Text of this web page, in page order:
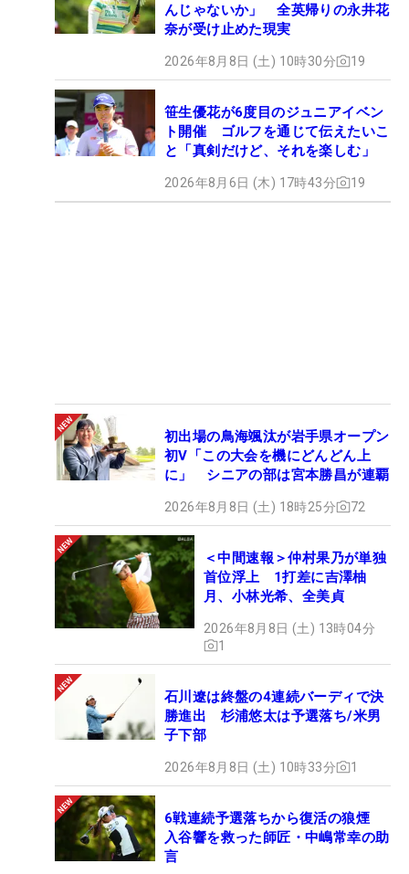
んじゃないか」 全英帰りの永井花
奈が受け止めた現実
2026年8月8日 (土) 10時30分 19
笹生優花が6度目のジュニアイベン
ト開催 ゴルフを通じて伝えたいこ
と「真剣だけど、それを楽しむ」
2026年8月6日 (木) 17時43分 19
初出場の鳥海颯汰が岩手県オープン
初V「この大会を機にどんどん上
に」 シニアの部は宮本勝昌が連覇
2026年8月8日 (土) 18時25分 72
＜中間速報＞仲村果乃が単独
首位浮上 1打差に吉澤柚
月、小林光希、全美貞
2026年8月8日 (土) 13時04分
1
石川遼は終盤の4連続バーディで決
勝進出 杉浦悠太は予選落ち/米男
子下部
2026年8月8日 (土) 10時33分 1
6戦連続予選落ちから復活の狼煙
入谷響を救った師匠・中嶋常幸の助
言